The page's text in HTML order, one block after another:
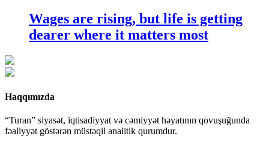
Wages are rising, but life is getting
dearer where it matters most
Haqqımızda
“Turan” siyasət, iqtisadiyyat və cəmiyyət həyatının qovuşuğunda
fəaliyyət göstərən müstəqil analitik qurumdur.